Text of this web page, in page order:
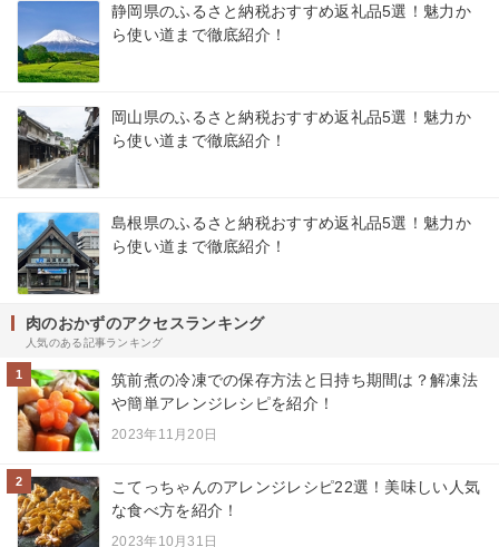
静岡県のふるさと納税おすすめ返礼品5選！魅力か
ら使い道まで徹底紹介！
岡山県のふるさと納税おすすめ返礼品5選！魅力か
ら使い道まで徹底紹介！
島根県のふるさと納税おすすめ返礼品5選！魅力か
ら使い道まで徹底紹介！
肉のおかずのアクセスランキング
人気のある記事ランキング
1
筑前煮の冷凍での保存方法と日持ち期間は？解凍法
や簡単アレンジレシピを紹介！
2023年11月20日
2
こてっちゃんのアレンジレシピ22選！美味しい人気
な食べ方を紹介！
2023年10月31日